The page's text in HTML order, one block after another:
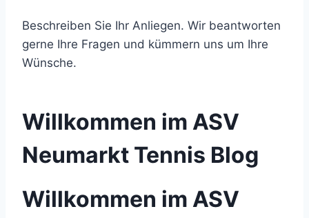
Beschreiben Sie Ihr Anliegen. Wir beantworten
gerne Ihre Fragen und kümmern uns um Ihre
Wünsche.
Willkommen im ASV
Neumarkt Tennis Blog
Willkommen im ASV